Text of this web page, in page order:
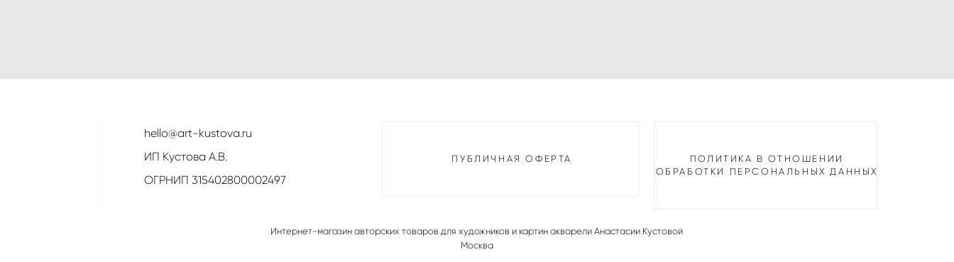
hello@art-kustova.ru
ИП Кустова А.В.
ОГРНИП 315402800002497
ПУБЛИЧНАЯ ОФЕРТА
ПОЛИТИКА В ОТНОШЕНИИ
ОБРАБОТКИ ПЕРСОНАЛЬНЫХ ДАННЫХ
Интернет-магазин авторских товаров для художников и картин акварели Анастасии Кустовой
Москва